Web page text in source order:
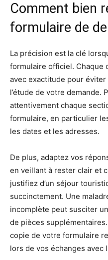
Comment bien
formulaire de
La précision est la clé
formulaire officiel. Chaque
avec exactitude pour
l’étude de votre demande.
attentivement chaque
formulaire, en particulier
les dates et les adresses.
De plus, adaptez vos
en veillant à rester clair et
justifiez d’un séjour
succinctement. Une
incomplète peut susciter
de pièces
copie de votre formulaire
lors de vos échanges avec